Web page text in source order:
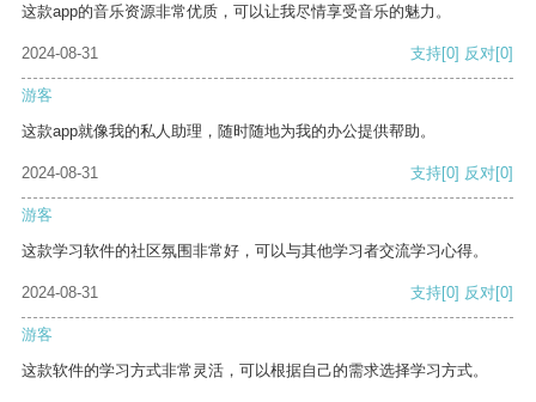
这款app的音乐资源非常优质，可以让我尽情享受音乐的魅力。
2024-08-31 支持[0] 反对[0]
游客
这款app就像我的私人助理，随时随地为我的办公提供帮助。
2024-08-31 支持[0] 反对[0]
游客
这款学习软件的社区氛围非常好，可以与其他学习者交流学习心得。
2024-08-31 支持[0] 反对[0]
游客
这款软件的学习方式非常灵活，可以根据自己的需求选择学习方式。